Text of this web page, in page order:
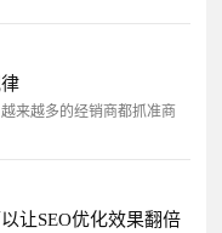
来越多的经销商都抓准商
让SEO优化效果翻倍